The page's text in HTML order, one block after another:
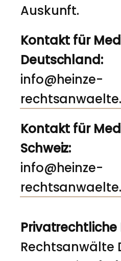
Auskunft.
Kontakt für
Deutschland:
info@heinze-
Kontakt für
Schweiz:
info@heinze-
Privatrechtliche
Rechtsanwälte